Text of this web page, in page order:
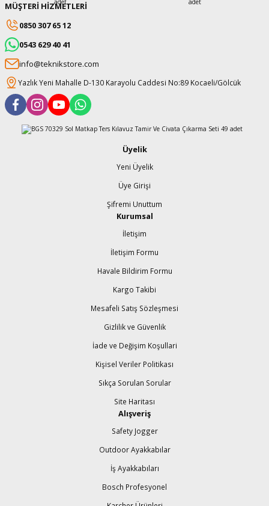
MÜŞTERİ HİZMETLERİ
0850 307 65 12
0543 629 40 41
info@teknikstore.com
Yazlık Yeni Mahalle D-130 Karayolu Caddesi No:89 Kocaeli/Gölcük
Üyelik
Yeni Üyelik
Üye Girişi
Şifremi Unuttum
Kurumsal
İletişim
İletişim Formu
Havale Bildirim Formu
Kargo Takibi
Mesafeli Satış Sözleşmesi
Gizlilik ve Güvenlik
İade ve Değişim Koşullari
Kişisel Veriler Politikası
Sıkça Sorulan Sorular
Site Haritası
Alışveriş
Safety Jogger
Outdoor Ayakkabılar
İş Ayakkabıları
Bosch Profesyonel